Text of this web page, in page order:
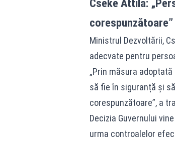
Cseke Attila:
corespunzătoare”
Ministrul Dezvoltării,
adecvate pentru
„Prin măsura
să fie în siguranță și
corespunzătoare”, a
Decizia Guvernului
urma controalelor